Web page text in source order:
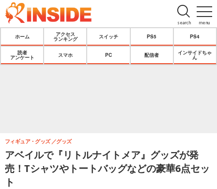
menu
search
ホーム
アクセス
ランキング
スイッチ PS5 PS4
読者
アンケート
スマホ PC 配信者
インサイドちゃ
ん
アベイルで『リトルナイトメア』グッズが発
売！Tシャツやトートバッグなどの豪華6点セッ
ト
フィギュア・グッズ グッズ